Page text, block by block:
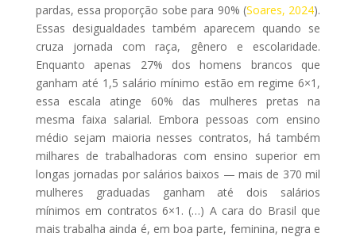
pardas, essa proporção sobe para 90% (Soares, 2024).
Essas desigualdades também aparecem quando se
cruza jornada com raça, gênero e escolaridade.
Enquanto apenas 27% dos homens brancos que
ganham até 1,5 salário mínimo estão em regime 6×1,
essa escala atinge 60% das mulheres pretas na
mesma faixa salarial. Embora pessoas com ensino
médio sejam maioria nesses contratos, há também
milhares de trabalhadoras com ensino superior em
longas jornadas por salários baixos — mais de 370 mil
mulheres graduadas ganham até dois salários
mínimos em contratos 6×1. (…) A cara do Brasil que
mais trabalha ainda é, em boa parte, feminina, negra e